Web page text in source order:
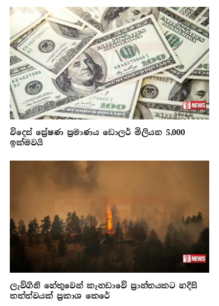
විදෙස් ප්‍රේෂණ ප්‍රමාණය ඩොලර් මිලියන 5,000
ඉක්මවයි
ලැව්ගිනි හේතුවෙන් කැනඩාවේ ප්‍රාන්තයකට හදිසි
තත්ත්වයක් ප්‍රකාශ කෙරේ